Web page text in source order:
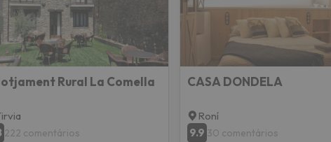
Rural La Comella
222 comentários
CASA DONDELA
Roní
9.9 30 comentários